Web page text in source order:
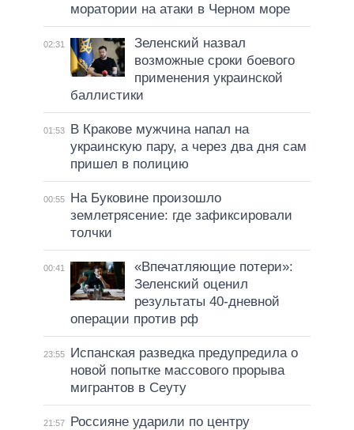
моратории на атаки в Черном море
02:31
Зеленский назвал
возможные сроки боевого
применения украинской
баллистики
01:53
В Кракове мужчина напал на
украинскую пару, а через два дня сам
пришел в полицию
00:55
На Буковине произошло
землетрясение: где зафиксировали
толчки
00:41
«Впечатляющие потери»:
Зеленский оценил
результаты 40-дневной
операции против рф
23:55
Испанская разведка предупредила о
новой попытке массового прорыва
мигрантов в Сеуту
21:57
Россияне ударили по центру